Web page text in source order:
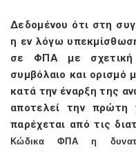
Δεδομένου ότι στη
η εν λόγω
σε ΦΠΑ με σχετική
συμβόλαιο και
κατά την έναρξη της
αποτελεί την πρώτη
παρέχεται από τις
Κώδικα ΦΠΑ η